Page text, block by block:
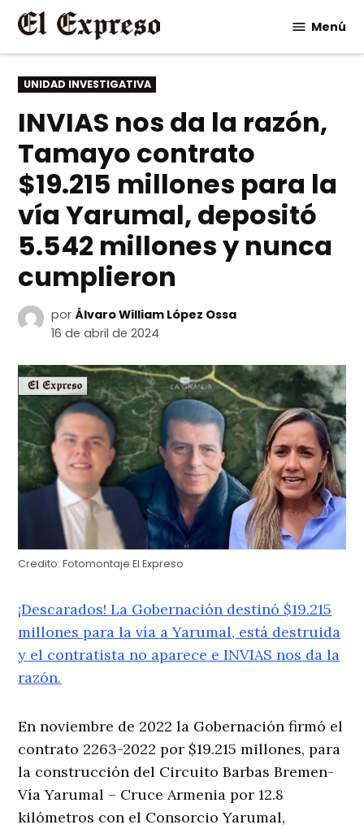
Saltar
contenido
Menú
PUBLICADO
EN
UNIDAD INVESTIGATIVA
INVIAS nos da la razón,
Tamayo contrato
$19.215 millones para la
vía Yarumal, depositó
5.542 millones y nunca
cumplieron
por Álvaro William López Ossa
16 de abril de 2024
Credito: Fotomontaje El Expreso
¡Descarados! La Gobernación destinó $19.215
millones para la vía a Yarumal, está destruida
y el contratista no aparece e INVIAS nos da la
razón.
En noviembre de 2022 la Gobernación firmó el
contrato 2263-2022 por $19.215 millones, para
la construcción del Circuito Barbas Bremen-
Vía Yarumal – Cruce Armenia por 12.8
kilómetros con el Consorcio Yarumal,